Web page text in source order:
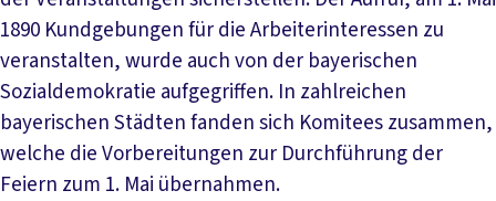
1890 Kundgebungen für die Arbeiterinteressen zu
veranstalten, wurde auch von der bayerischen
Sozialdemokratie aufgegriffen. In zahlreichen
bayerischen Städten fanden sich Komitees zusammen,
welche die Vorbereitungen zur Durchführung der
Feiern zum 1. Mai übernahmen.